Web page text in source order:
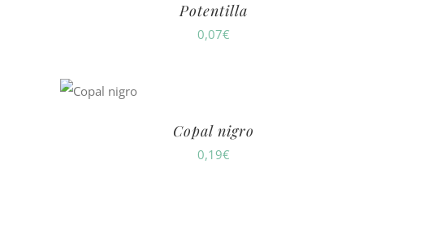
Potentilla
0,07€
CARRELLO
Copal nigro
0,19€